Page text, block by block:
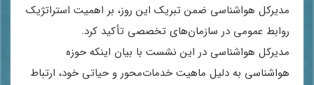
مدیرکل هواشناسی ضمن تبریک این روز، بر اهمیت استراتژیک
روابط عمومی در سازمان‌های تخصصی تأکید کرد.
مدیرکل هواشناسی در این نشست با بیان اینکه حوزه
هواشناسی به دلیل ماهیت خدمات‌محور و حیاتی خود، ارتباط